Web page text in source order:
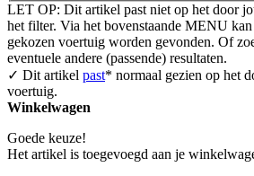
LET OP: Dit artikel past niet op het door
het filter. Via het bovenstaande MENU
gekozen voertuig worden gevonden. Of
eventuele andere (passende) resultaten.
✓ Dit artikel past* normaal gezien op het
voertuig.
Winkelwagen
Goede keuze!
Het artikel is toegevoegd aan je